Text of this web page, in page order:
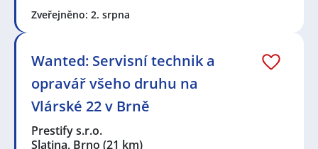
Zveřejněno: 2. srpna
Wanted: Servisní technik a
opravář všeho druhu na
Vlárské 22 v Brně
Prestify s.r.o.
Slatina, Brno (21 km)